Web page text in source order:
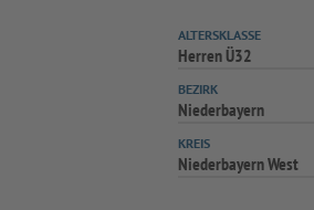
ALTERSKLASSE
Herren Ü32
BEZIRK
Niederbayern
KREIS
Niederbayern West